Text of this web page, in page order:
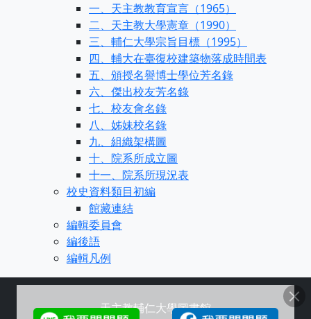
一、天主教教育宣言（1965）
二、天主教大學憲章（1990）
三、輔仁大學宗旨目標（1995）
四、輔大在臺復校建築物落成時間表
五、頒授名譽博士學位芳名錄
六、傑出校友芳名錄
七、校友會名錄
八、姊妹校名錄
九、組織架構圖
十、院系所成立圖
十一、院系所現況表
校史資料類目初編
館藏連結
編輯委員會
編後語
編輯凡例
天主教輔仁大學圖書館